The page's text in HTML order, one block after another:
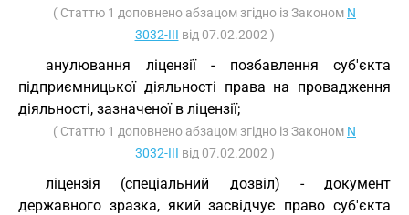
( Статтю 1 доповнено абзацом згідно із Законом N
3032-III від 07.02.2002 )
анулювання ліцензії - позбавлення суб'єкта
підприємницької діяльності права на провадження
діяльності, зазначеної в ліцензії;
( Статтю 1 доповнено абзацом згідно із Законом N
3032-III від 07.02.2002 )
ліцензія (спеціальний дозвіл) - документ
державного зразка, який засвідчує право суб'єкта